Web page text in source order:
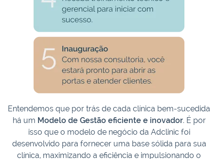
Entendemos que por trás de cada clínica bem-sucedida
há um Modelo de Gestão eficiente e inovador. É por
isso que o modelo de negócio da Adclinic foi
desenvolvido para fornecer uma base sólida para sua
clínica, maximizando a eficiência e impulsionando o